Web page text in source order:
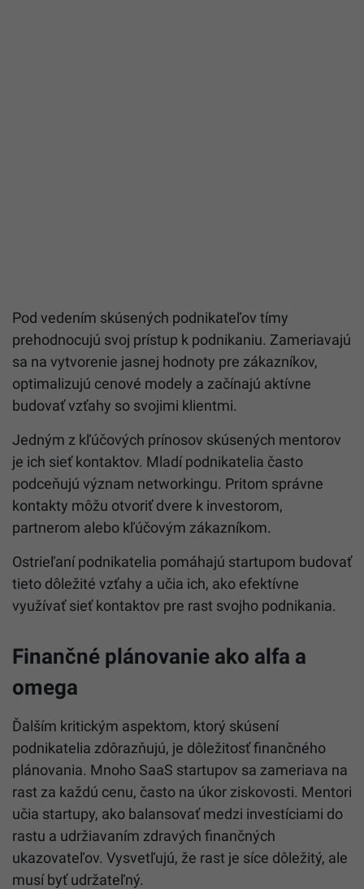
Pod vedením skúsených podnikateľov tímy
prehodnocujú svoj prístup k podnikaniu. Zameriavajú
sa na vytvorenie jasnej hodnoty pre zákazníkov,
optimalizujú cenové modely a začínajú aktívne
budovať vzťahy so svojimi klientmi.
Jedným z kľúčových prínosov skúsených mentorov
je ich sieť kontaktov. Mladí podnikatelia často
podceňujú význam networkingu. Pritom správne
kontakty môžu otvoriť dvere k investorom,
partnerom alebo kľúčovým zákazníkom.
Ostrieľaní podnikatelia pomáhajú startupom budovať
tieto dôležité vzťahy a učia ich, ako efektívne
využívať sieť kontaktov pre rast svojho podnikania.
Finančné plánovanie ako alfa a
omega
Ďalším kritickým aspektom, ktorý skúsení
podnikatelia zdôrazňujú, je dôležitosť finančného
plánovania. Mnoho SaaS startupov sa zameriava na
rast za každú cenu, často na úkor ziskovosti. Mentori
učia startupy, ako balansovať medzi investíciami do
rastu a udržiavaním zdravých finančných
ukazovateľov. Vysvetľujú, že rast je síce dôležitý, ale
musí byť udržateľný.